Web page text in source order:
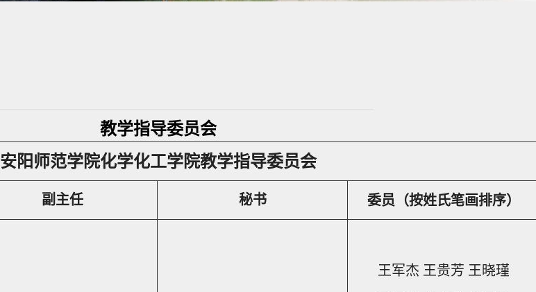
教学指导委员会
安阳师范学院化学化工学院教学指导委员会
副主任 秘书 委员（按姓氏笔画排序）
王军杰 王贵芳 王晓瑾